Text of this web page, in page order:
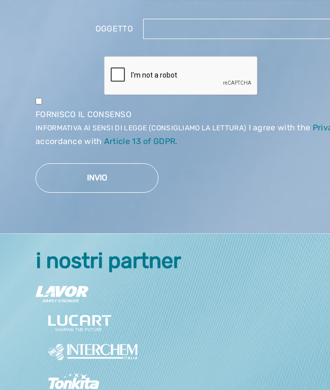
OGGETTO
FORNISCO IL CONSENSO
INFORMATIVA AI SENSI DI LEGGE (CONSIGLIAMO LA LETTURA) I agree with the
accordance with Article 13 of GDPR.
INVIO
i nostri partner